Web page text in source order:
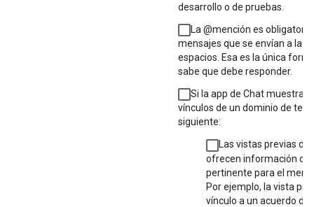
desarrollo o de pruebas.
La @mención es
mensajes que se envían a la
espacios. Esa es la única
sabe que debe responder.
Si la app de Chat muestra
vínculos de un dominio de
siguiente:
Las vistas previas de
ofrecen información
pertinente para el
Por ejemplo, la vista
vínculo a un acuerdo de